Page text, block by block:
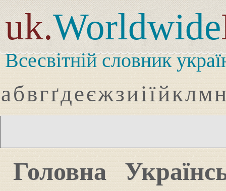
uk.Worldwide
Всесвітній словник
абвгґдеєжзиіїйклмн
Головна